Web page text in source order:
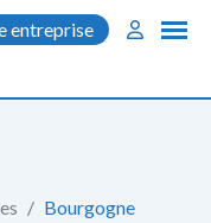
entreprise
/ Bourgogne